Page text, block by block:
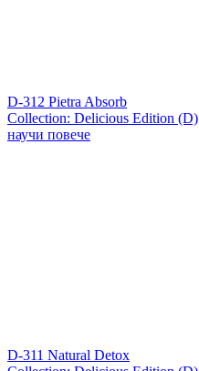
D-312 Pietra Absorb
Collection: Delicious Edition (D)
научи повече
D-311 Natural Detox